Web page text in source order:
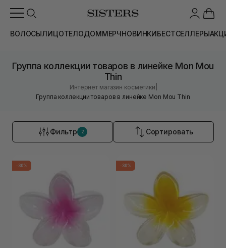
ВОЛОСЫЛИЦОТЕЛОДОММЕРЧНОВИНКИБЕСТСЕЛЛЕРЫ
Группа коллекции товаров в линейке Mon Mou
Thin
Интернет магазин косметики
Группа коллекции товаров в линейке Mon Mou Thin
Фильтр 2 Сортировать
-30% -30%